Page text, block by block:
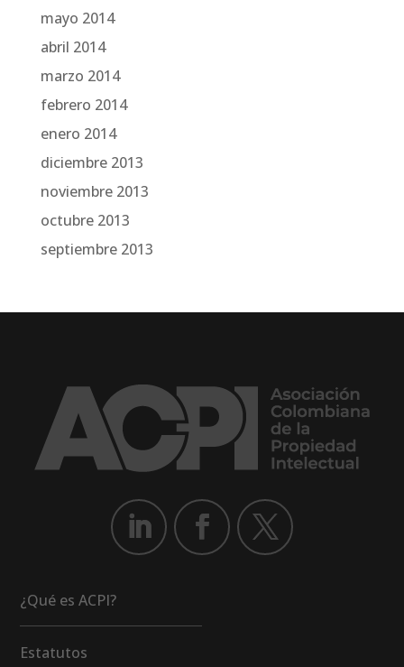
mayo 2014
abril 2014
marzo 2014
febrero 2014
enero 2014
diciembre 2013
noviembre 2013
octubre 2013
septiembre 2013
¿Qué es ACPI?
Estatutos